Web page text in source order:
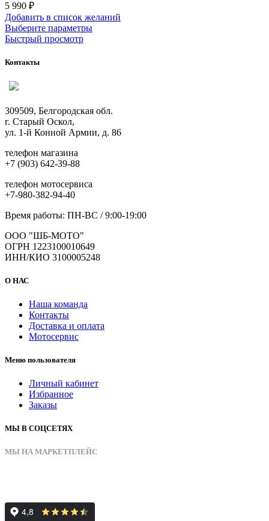
5 990 ₽
Добавить в список желаний
Выберите параметрыЭтот
на
товара.
Быстрый просмотр
Контакты
309509, Белгородская обл.
г. Старый Оскол,
ул. 1-й Конной Армии, д. 86
телефон магазина
+7 (903) 642-39-88
телефон мотосервиса
+7-980-382-94-40
Время работы: ПН-ВС / 9:00-19:00
ООО "ШБ-МОТО"
ОГРН 1223100010649
ИНН/КИО 3100005248
О НАС
Наша команда
Контакты
Доставка и оплата
Мотосервис
Меню пользователя
Личный кабинет
Избранное
Заказы
МЫ В СОЦСЕТЯХ
МЫ НА МАРКЕТПЛЕЙС